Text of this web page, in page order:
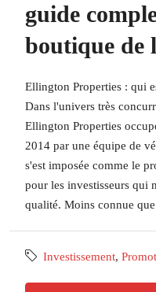
guide
boutique de
Ellington Properties : qui
Dans l'univers très
Ellington Properties
2014 par une équipe de
s'est imposée comme le
pour les investisseurs qui
qualité. Moins connue
Investissement,